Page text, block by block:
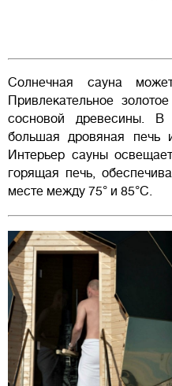
Солнечная сауна
Привлекательное
сосновой древесины. В
большая дровяная печь
Интерьер сауны
горящая печь,
месте между 75° и 85°С.